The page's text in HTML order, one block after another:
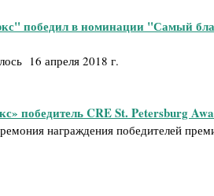
победил в номинации "Самый
16 апреля 2018 г.
победитель CRE St. Petersburg
награждения победителей